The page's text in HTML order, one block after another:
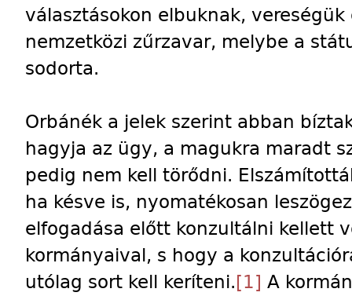
választásokon elbuknak,
nemzetközi zűrzavar, melybe a
sodorta.
Orbánék a jelek szerint abban
hagyja az ügy, a magukra maradt
pedig nem kell törődni.
ha késve is, nyomatékosan
elfogadása előtt konzultálni kellett
kormányaival, s hogy a
utólag sort kell keríteni.[1] A